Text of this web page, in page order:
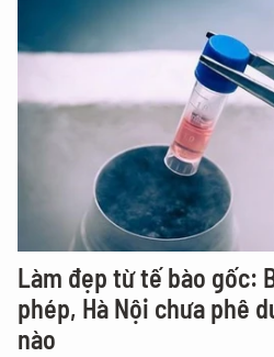
Làm đẹp từ tế bào gốc:
phép, Hà Nội chưa phê
nào